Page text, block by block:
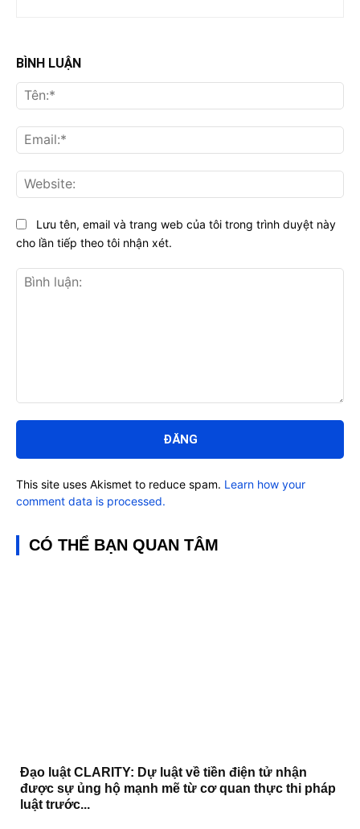
BÌNH LUẬN
luận:
Lưu tên, email và trang web của tôi trong trình duyệt này
cho lần tiếp theo tôi nhận xét.
This site uses Akismet to reduce spam. Learn how your
comment data is processed.
CÓ THỂ BẠN QUAN TÂM
Đạo luật CLARITY: Dự luật về tiền điện tử nhận
được sự ủng hộ mạnh mẽ từ cơ quan thực thi pháp
luật trước...